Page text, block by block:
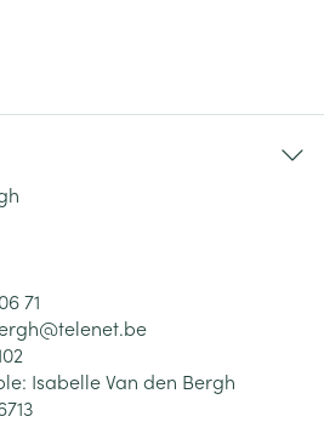
71
telenet.be
Isabelle Van den Bergh